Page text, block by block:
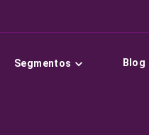
Segmentos Blog